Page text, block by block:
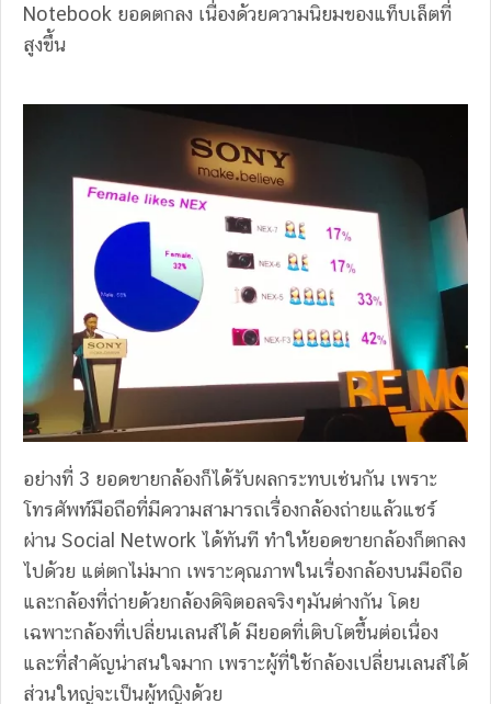
Notebook ยอดตกลง เนื่องด้วยความนิยมของแท็บเล็ตที่
สูงขึ้น
อย่างที่ 3 ยอดขายกล้องก็ได้รับผลกระทบเช่นกัน เพราะ
โทรศัพท์มือถือที่มีความสามารถเรื่องกล้องถ่ายแล้วแชร์
ผ่าน Social Network ได้ทันที ทำให้ยอดขายกล้องก็ตกลง
ไปด้วย แต่ตกไม่มาก เพราะคุณภาพในเรื่องกล้องบนมือถือ
และกล้องที่ถ่ายด้วยกล้องดิจิตอลจริงๆมันต่างกัน โดย
เฉพาะกล้องที่เปลี่ยนเลนส์ได้ มียอดที่เติบโตขึ้นต่อเนื่อง
และที่สำคัญน่าสนใจมาก เพราะผู้ที่ใช้กล้องเปลี่ยนเลนส์ได้
ส่วนใหญ่จะเป็นผู้หญิงด้วย